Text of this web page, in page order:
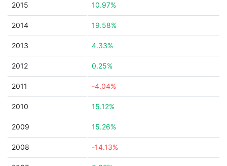
2015 10.97%
2014 19.58%
2013 4.33%
2012 0.25%
2011 -4.04%
2010 15.12%
2009 15.26%
2008 -14.13%